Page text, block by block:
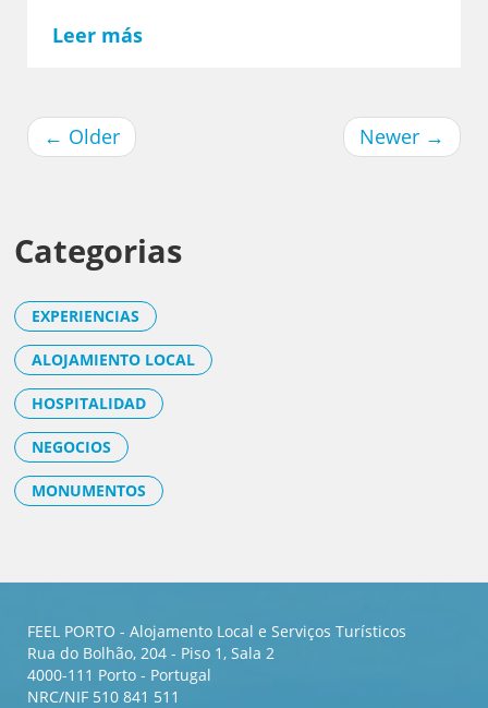
Leer más
← Older Newer →
Categorias
EXPERIENCIAS
ALOJAMIENTO LOCAL
HOSPITALIDAD
NEGOCIOS
MONUMENTOS
FEEL PORTO - Alojamento Local e Serviços Turísticos
Rua do Bolhão, 204 - Piso 1, Sala 2
4000-111 Porto - Portugal
NRC/NIF 510 841 511